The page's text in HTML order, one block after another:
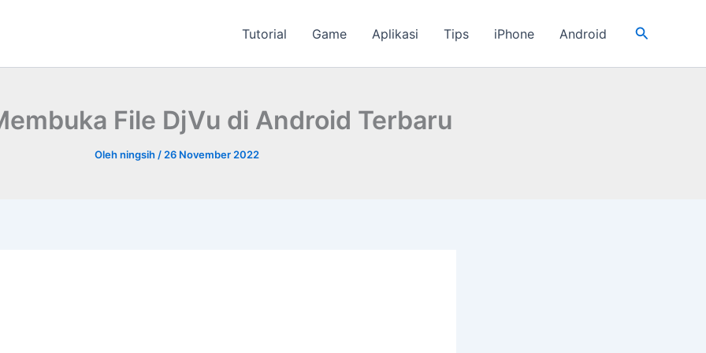
Tutorial Game Aplikasi Tips iPhone Android Cari
File DjVu di Android Terbaru
Olehningsih / 26 November 2022